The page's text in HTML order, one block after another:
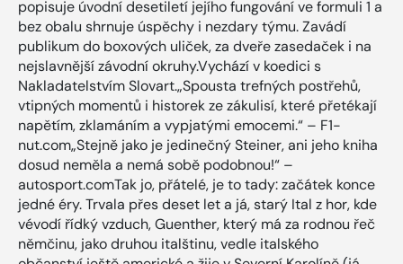
popisuje úvodní desetiletí jejího fungování ve formuli 1 a
bez obalu shrnuje úspěchy i nezdary týmu. Zavádí
publikum do boxových uliček, za dveře zasedaček i na
nejslavnější závodní okruhy.Vychází v koedici s
Nakladatelstvím Slovart.„Spousta trefných postřehů,
vtipných momentů i historek ze zákulisí, které přetékají
napětím, zklamáním a vypjatými emocemi.“ – F1-
nut.com„Stejně jako je jedinečný Steiner, ani jeho kniha
dosud neměla a nemá sobě podobnou!“ –
autosport.comTak jo, přátelé, je to tady: začátek konce
jedné éry. Trvala přes deset let a já, starý Ital z hor, kde
vévodí řídký vzduch, Guenther, který má za rodnou řeč
němčinu, jako druhou italštinu, vedle italského